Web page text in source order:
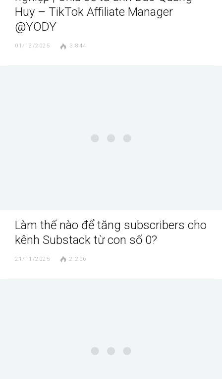
Huy – TikTok Affiliate Manager
@YODY
01/12/2025 3.844
Làm thế nào để tăng subscribers cho
kênh Substack từ con số 0?
21/11/2025 2.206